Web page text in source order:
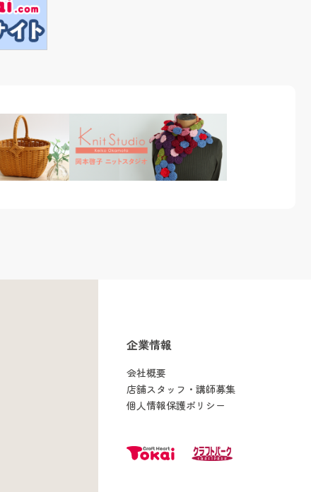
企業情報
会社概要
店舗スタッフ・講師募集
個人情報保護ポリシー